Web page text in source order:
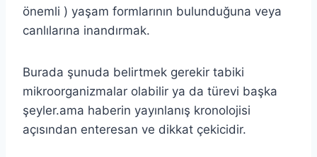
önemli ) yaşam formlarının bulunduğuna veya
canlılarına inandırmak.
Burada şunuda belirtmek gerekir tabiki
mikroorganizmalar olabilir ya da türevi başka
şeyler.ama haberin yayınlanış kronolojisi
açısından enteresan ve dikkat çekicidir.